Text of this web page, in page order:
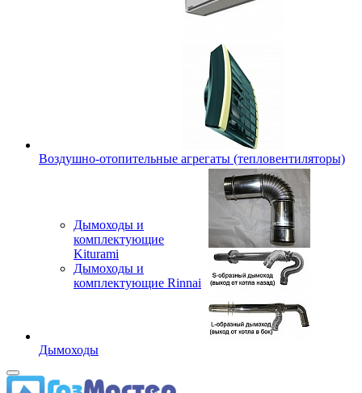
Воздушно-отопительные агрегаты (тепловентиляторы)
Дымоходы и
комплектующие
Kiturami
Дымоходы и
комплектующие Rinnai
Дымоходы